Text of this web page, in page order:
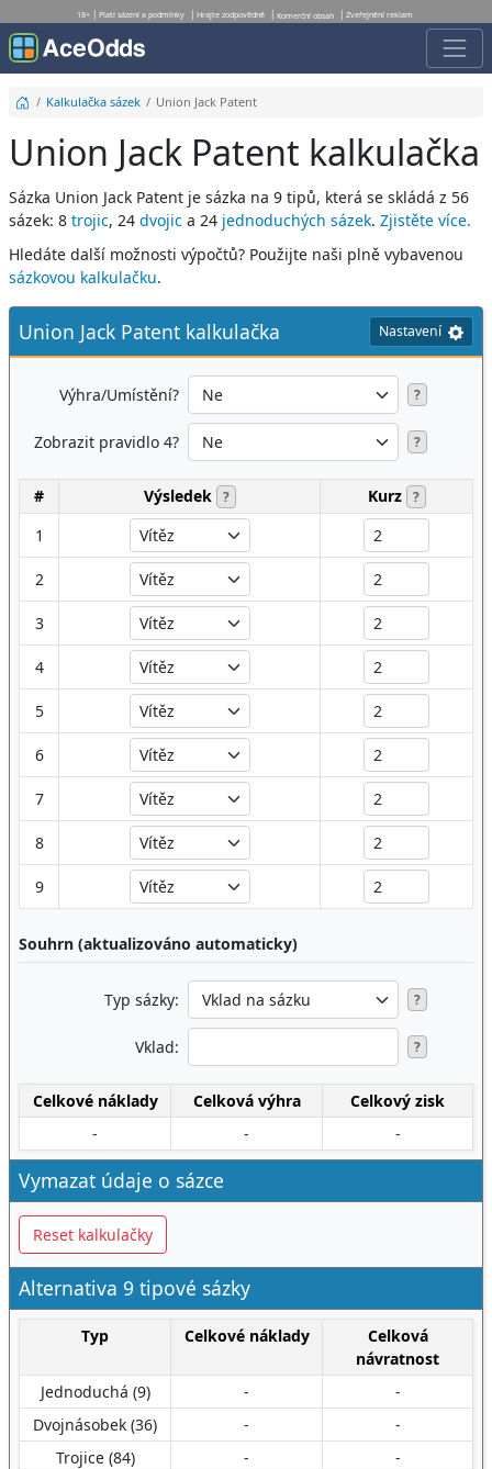
18+ Platí sázení a podmínky Hrajte zodpovědně Komerční obsah Zveřejnění reklam
Kalkulačka sázek Union Jack Patent
Union Jack Patent kalkulačka
Sázka Union Jack Patent je sázka na 9 tipů, která se skládá z 56
sázek: 8 trojic, 24 dvojic a 24 jednoduchých sázek. Zjistěte více.
Hledáte další možnosti výpočtů? Použijte naši plně vybavenou
sázkovou kalkulačku.
Union Jack Patent kalkulačka Nastavení
Výhra/Umístění? ?
Zobrazit pravidlo 4? ?
# Výsledek ? Kurz ?
1
2
3
4
5
6
7
8
9
Souhrn (aktualizováno automaticky)
Typ sázky: ?
Vklad: ?
Celkové náklady Celková výhra
Celkový zisk
-
- -
Vymazat údaje o sázce
Reset kalkulačky
Alternativa 9 tipové sázky
Typ Celkové náklady
Celková
návratnost
Jednoduchá (9)
-
-
Dvojnásobek (36)
-
-
Trojice (84)
-
-